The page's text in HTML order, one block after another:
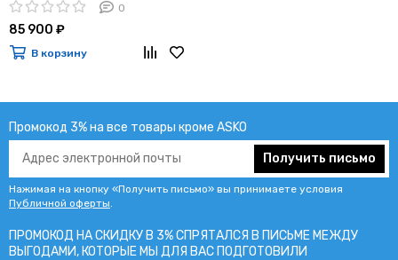
0
85 900 ₽
В корзину
Промокод 3% на все товары кроме ASKO
Получить письмо
Нажимая на кнопку «Получить письмо» вы принимаете условия
Публичной оферты
ПРОМОКОД НА СКИДКУ В 3% СПРЯТАЛСЯ В ПИCЬМЕ МЕЖДУ
ВЫГОДАМИ, КОТОРЫЕ МЫ ДЛЯ ВАС ПОДГОТОВИЛИ